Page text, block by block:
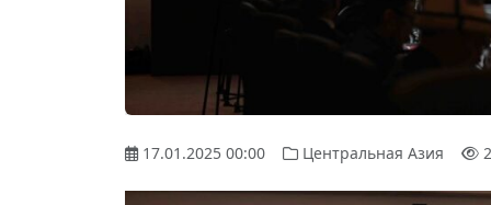
17.01.2025 00:00 Центральная Азия